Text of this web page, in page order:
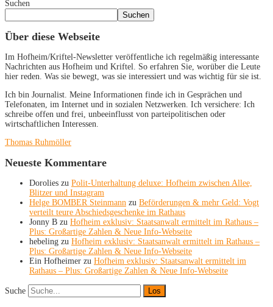
Suchen
Suchen
Über diese Webseite
Im Hofheim/Kriftel-Newsletter veröffentliche ich regelmäßig interessante
Nachrichten aus Hofheim und Kriftel. So erfahren Sie, worüber die Leute
hier reden. Was sie bewegt, was sie interessiert und was wichtig für sie ist.
Ich bin Journalist. Meine Informationen finde ich in Gesprächen und
Telefonaten, im Internet und in sozialen Netzwerken. Ich versichere: Ich
schreibe offen und frei, unbeeinflusst von parteipolitischen oder
wirtschaftlichen Interessen.
Thomas Ruhmöller
Neueste Kommentare
Dorolies zu Polit-Unterhaltung deluxe: Hofheim zwischen Allee,
Blitzer und Instagram
Helge BOMBER Steinmann zu Beförderungen & mehr Geld: Vogt
verteilt teure Abschiedsgeschenke im Rathaus
Jonny B zu Hofheim exklusiv: Staatsanwalt ermittelt im Rathaus –
Plus: Großartige Zahlen & Neue Info-Webseite
hebeling zu Hofheim exklusiv: Staatsanwalt ermittelt im Rathaus –
Plus: Großartige Zahlen & Neue Info-Webseite
Ein Hofheimer zu Hofheim exklusiv: Staatsanwalt ermittelt im
Rathaus – Plus: Großartige Zahlen & Neue Info-Webseite
Suche